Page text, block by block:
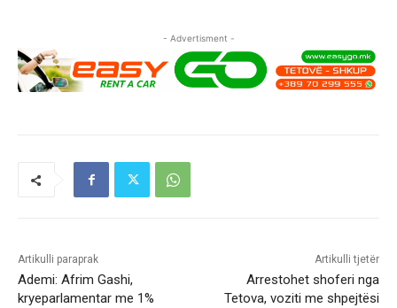
- Advertisment -
Artikulli paraprak
Ademi: Afrim Gashi,
kryeparlamentar me 1%
Artikulli tjetër
Arrestohet shoferi nga
Tetova, voziti me shpejtësi